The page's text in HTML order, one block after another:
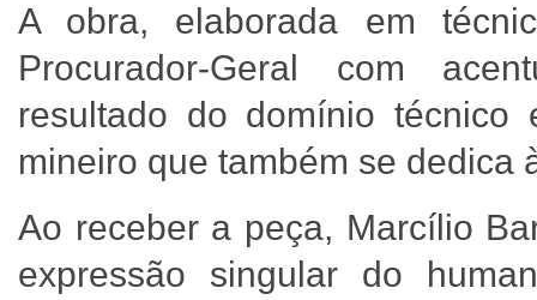
A obra, elaborada em
Procurador-Geral com
resultado do domínio
mineiro que também se
Ao receber a peça, Marcílio
expressão singular do